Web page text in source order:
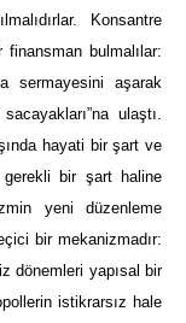
Konsantre
bulmalılar:
sermayesini aşarak
ulaştı.
hayati bir şart ve
gerekli bir şart haline
yeni düzenleme
bir mekanizmadır:
dönemleri yapısal bir
istikrarsız hale